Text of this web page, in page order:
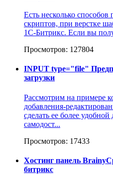
Есть несколько
скриптов, при верстке
1С-Битрикс. Если вы
Просмотров: 127804
INPUT type="file"
загрузки
Рассмотрим на примере
добавления-
сделать ее более
самодост...
Просмотров: 17433
Хостинг панель
битрикс